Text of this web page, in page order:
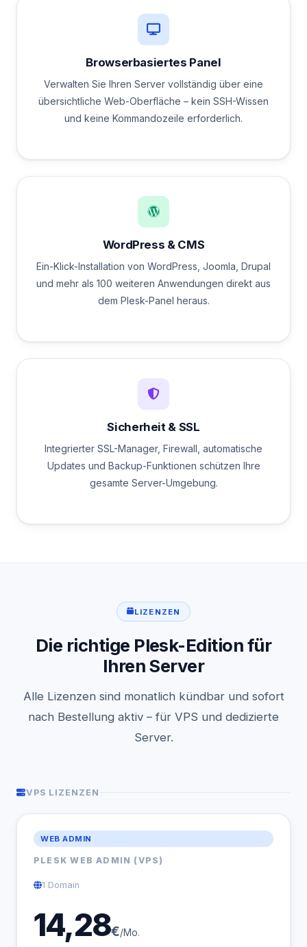
Browserbasiertes Panel
Verwalten Sie Ihren Server vollständig über eine
übersichtliche Web-Oberfläche – kein SSH-Wissen
und keine Kommandozeile erforderlich.
WordPress & CMS
Ein-Klick-Installation von WordPress, Joomla, Drupal
und mehr als 100 weiteren Anwendungen direkt aus
dem Plesk-Panel heraus.
Sicherheit & SSL
Integrierter SSL-Manager, Firewall, automatische
Updates und Backup-Funktionen schützen Ihre
gesamte Server-Umgebung.
LIZENZEN
Die richtige Plesk-Edition für
Ihren Server
Alle Lizenzen sind monatlich kündbar und sofort
nach Bestellung aktiv – für VPS und dedizierte
Server.
VPS LIZENZEN
WEB ADMIN
PLESK WEB ADMIN (VPS)
1 Domain
€
14,28 /Mo.